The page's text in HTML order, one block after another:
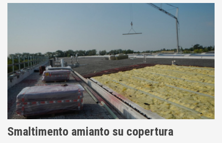
Smaltimento amianto su copertura